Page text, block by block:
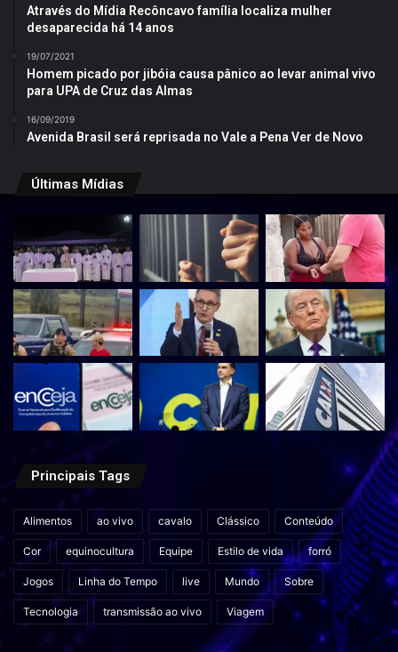
Através do Mídia Recôncavo família localiza mulher
desaparecida há 14 anos
19/07/2021
Homem picado por jibóia causa pânico ao levar animal vivo
para UPA de Cruz das Almas
16/09/2019
Avenida Brasil será reprisada no Vale a Pena Ver de Novo
Últimas Mídias
Principais Tags
Alimentos ao vivo cavalo Clássico Conteúdo
Cor equinocultura Equipe Estilo de vida forró
Jogos Linha do Tempo live Mundo Sobre
Tecnologia transmissão ao vivo Viagem